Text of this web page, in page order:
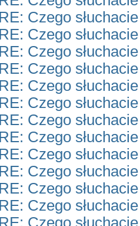
RE: Czego
RE: Czego
RE: Czego
RE: Czego
RE: Czego
RE: Czego
RE: Czego
RE: Czego
RE: Czego
RE: Czego
RE: Czego
RE: Czego
RE: Czego